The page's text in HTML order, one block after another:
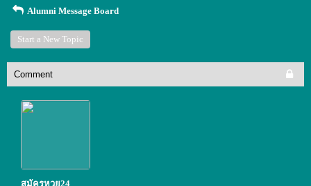
Alumni Message Board
Start a New Topic
Comment
สมัครหวย24